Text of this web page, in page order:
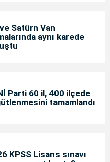
Satürn Van
aynı karede
Parti 60 il, 400 ilçede
tamamlandı
KPSS Lisans sınavı